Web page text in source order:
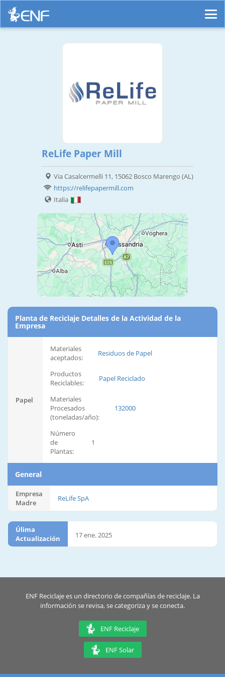
ReLife Paper Mill
Via Casalcermelli 11, 15062 Bosco Marengo (AL)
https://relifepapermill.com
Italia
Planta de Reciclaje Detalles de la Actividad de la
Empresa
Papel
Materiales
aceptados:
Residuos de Papel
Productos
Reciclables:
Papel Reciclado
Materiales
Procesados
(toneladas/año):
132000
Número
de
Plantas:
1
General
Empresa
Madre
ReLife SpA
Úlima
Actualización
17 ene. 2025
ENF Reciclaje es un directorio de compañías de reciclaje. La
información se revisa, se categoriza y se conecta.
ENF Reciclaje
ENF Solar